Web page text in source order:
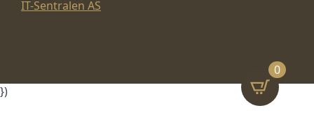
0
IT-Sentralen AS
})